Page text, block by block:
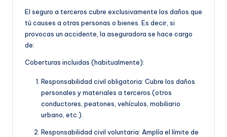
El seguro a terceros cubre exclusivamente los daños que
tú causes a otras personas o bienes. Es decir, si
provocas un accidente, la aseguradora se hace cargo
de:
Coberturas incluidas (habitualmente):
Responsabilidad civil obligatoria: Cubre los daños
personales y materiales a terceros (otros
conductores, peatones, vehículos, mobiliario
urbano, etc.).
Responsabilidad civil voluntaria: Amplía el límite de